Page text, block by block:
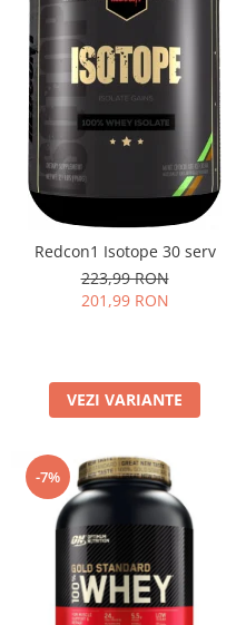
Redcon1 Isotope 30 serv
223,99 RON
201,99 RON
VEZI VARIANTE
-7%